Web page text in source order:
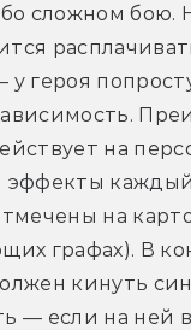
сложном бою.
у героя
на
эффекты
на
графах). В
кинуть
— если на ней